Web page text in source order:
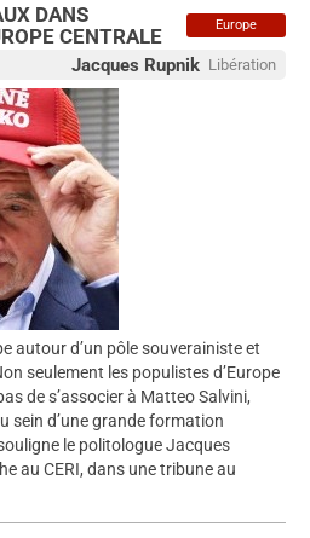
Europe
DANS
CENTRALE
Jacques Rupnik Libération
autour d’un pôle souverainiste et
seulement les populistes d’Europe
de s’associer à Matteo Salvini,
sein d’une grande formation
le politologue Jacques
au CERI, dans une tribune au